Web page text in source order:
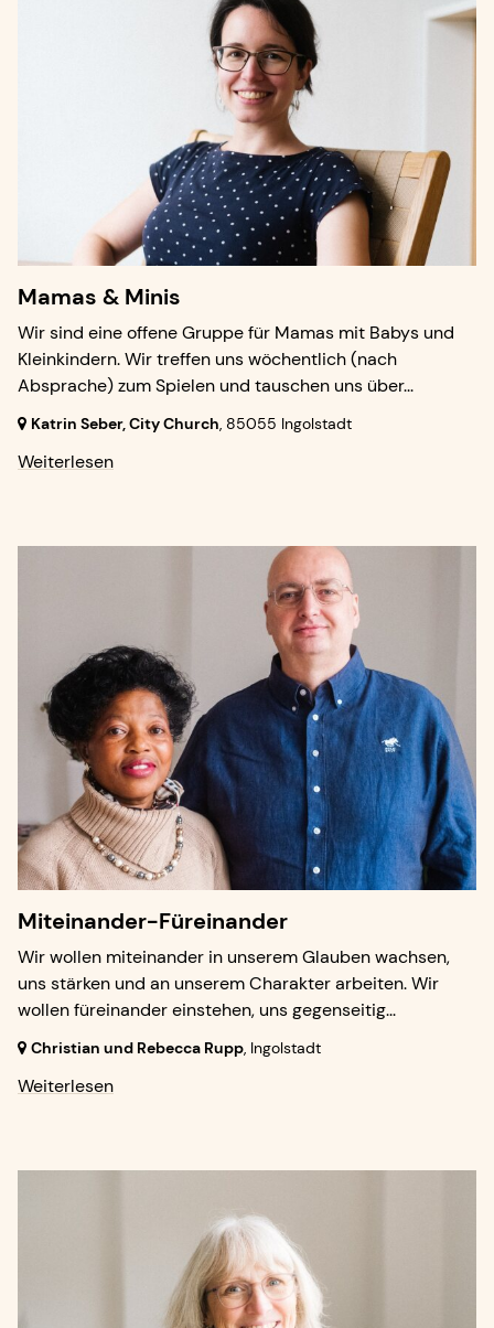
Mamas & Minis
Wir sind eine offene Gruppe für Mamas mit Babys und
Kleinkindern. Wir treffen uns wöchentlich (nach
Absprache) zum Spielen und tauschen uns über...
Katrin Seber, City Church, 85055 Ingolstadt
Weiterlesen
Miteinander-Füreinander
Wir wollen miteinander in unserem Glauben wachsen,
uns stärken und an unserem Charakter arbeiten. Wir
wollen füreinander einstehen, uns gegenseitig...
Christian und Rebecca Rupp, Ingolstadt
Weiterlesen